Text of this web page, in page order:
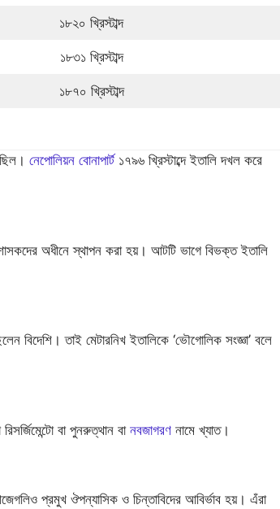
১৮২০ খ্রিস্টাব্দ
১৮৩১ খ্রিস্টাব্দ
১৮৭০ খ্রিস্টাব্দ
নেপোলিয়ন বোনাপার্ট১৭৯৬ খ্রিস্টাব্দে ইতালি দখল করে
অধীনে স্থাপন করা হয়। আটটি ভাগে বিভক্ত ইতালি
বিদেশি। তাই মেটারনিখ ইতালিকে ‘ভৌগোলিক সংজ্ঞা’ বলে
বা পুনরুত্থান বা নবজাগরণ নামে খ্যাত।
প্রমুখ ঔপন্যাসিক ও চিন্তাবিদের আবির্ভাব হয়। এঁরা